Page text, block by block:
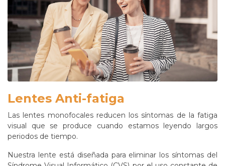
Lentes Anti-fatiga
Las lentes monofocales reducen los síntomas de la fatiga
visual que se produce cuando estamos leyendo largos
periodos de tiempo.
Nuestra lente está diseñada para eliminar los síntomas del